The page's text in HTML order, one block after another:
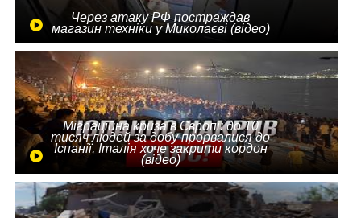
Через атаку РФ постраждав
магазин техніки у Миколаєві (відео)
Міграційна криза в Європі: до 10
тисяч людей за добу прорвалися до
Іспанії, Італія хоче закрити кордон
(відео)